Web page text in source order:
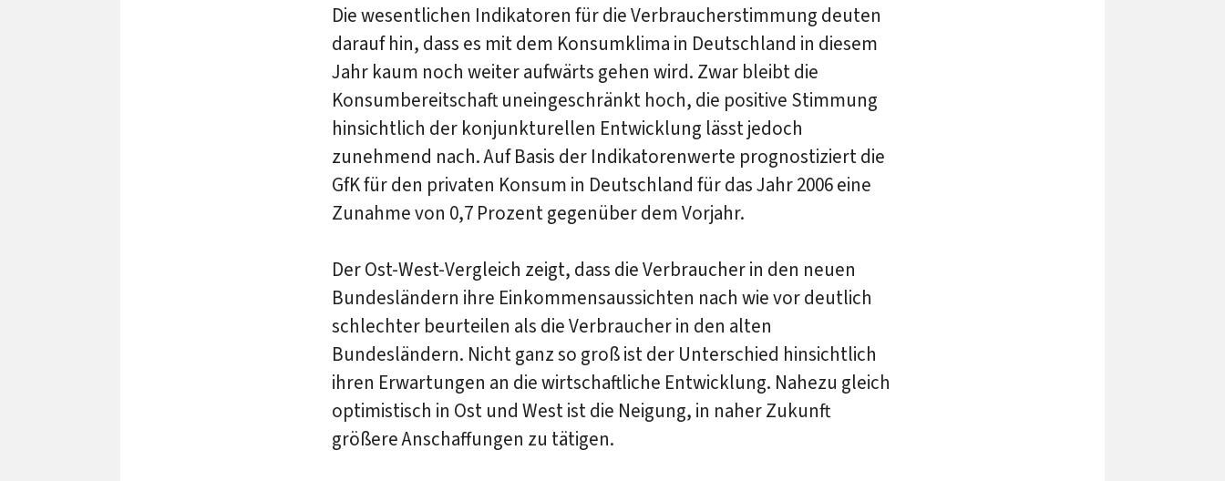
Die wesentlichen Indikatoren für die Verbraucherstimmung deuten
darauf hin, dass es mit dem Konsumklima in Deutschland in diesem
Jahr kaum noch weiter aufwärts gehen wird. Zwar bleibt die
Konsumbereitschaft uneingeschränkt hoch, die positive Stimmung
hinsichtlich der konjunkturellen Entwicklung lässt jedoch
zunehmend nach. Auf Basis der Indikatorenwerte prognostiziert die
GfK für den privaten Konsum in Deutschland für das Jahr 2006 eine
Zunahme von 0,7 Prozent gegenüber dem Vorjahr.
Der Ost-West-Vergleich zeigt, dass die Verbraucher in den neuen
Bundesländern ihre Einkommensaussichten nach wie vor deutlich
schlechter beurteilen als die Verbraucher in den alten
Bundesländern. Nicht ganz so groß ist der Unterschied hinsichtlich
ihren Erwartungen an die wirtschaftliche Entwicklung. Nahezu gleich
optimistisch in Ost und West ist die Neigung, in naher Zukunft
größere Anschaffungen zu tätigen.